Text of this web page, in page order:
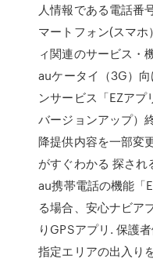
人情報である電話番
マートフォン(スマ
ィ関連のサービス・
auケータイ（3G）
ンサービス「EZアプ
バージョンアップ）
降提供内容を一部変
がすぐわかる 探され
au携帯電話の機能「
る場合、安心ナビア
りGPSアプリ. 保護
指定エリアの出入り